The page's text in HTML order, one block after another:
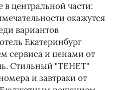
в центральной части:
окажутся
вариантов
Екатеринбург
сервиса и ценами от
Стильный "ТЕНЕТ"
и завтраки от